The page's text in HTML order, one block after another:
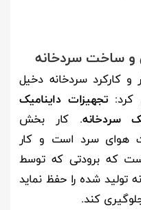
و ساخت سردخانه
و کارکرد سردخانه دخیل
تجهیزات داینامیک
سردخانه. کار بخش
هوای سرد است و کار
که برودتی که توسط
تولید شده را حفظ نماید
کند.